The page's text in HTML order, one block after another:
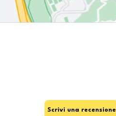
Scrivi una recensione